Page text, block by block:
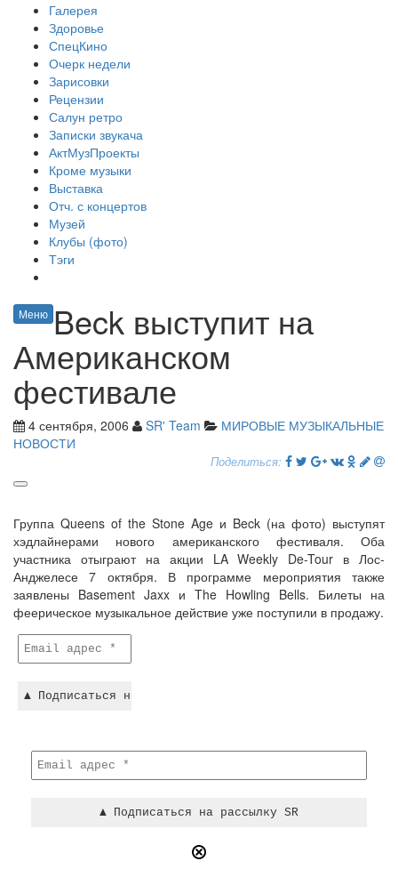
Галерея
Здоровье
СпецКино
Очерк недели
Зарисовки
Рецензии
Салун ретро
Записки звукача
АктМузПроекты
Кроме музыки
Выставка
Отч. с концертов
Музей
Клубы (фото)
Тэги
Меню Beck выступит на
Американском
фестивале
4 сентября, 2006 SR' Team
МИРОВЫЕ МУЗЫКАЛЬНЫЕ
НОВОСТИ
Поделиться:
Группа Queens of the Stone Age и Beck (на фото) выступят
хэдлайнерами нового американского фестиваля. Оба
участника отыграют на акции LA Weekly De-Tour в Лос-
Анджелесе 7 октября. В программе мероприятия также
заявлены Basement Jaxx и The Howling Bells. Билеты на
феерическое музыкальное действие уже поступили в продажу.